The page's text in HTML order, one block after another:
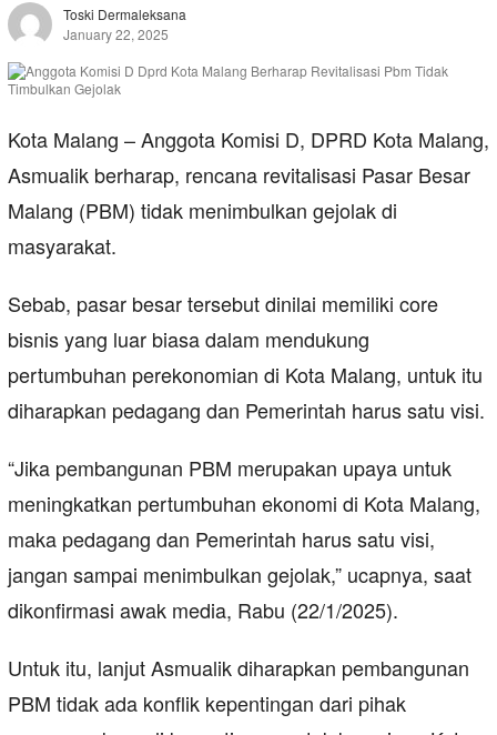
Toski Dermaleksana
January 22, 2025
Kota Malang – Anggota Komisi D, DPRD Kota Malang,
Asmualik berharap, rencana revitalisasi Pasar Besar
Malang (PBM) tidak menimbulkan gejolak di
masyarakat.
Sebab, pasar besar tersebut dinilai memiliki core
bisnis yang luar biasa dalam mendukung
pertumbuhan perekonomian di Kota Malang, untuk itu
diharapkan pedagang dan Pemerintah harus satu visi.
“Jika pembangunan PBM merupakan upaya untuk
meningkatkan pertumbuhan ekonomi di Kota Malang,
maka pedagang dan Pemerintah harus satu visi,
jangan sampai menimbulkan gejolak,” ucapnya, saat
dikonfirmasi awak media, Rabu (22/1/2025).
Untuk itu, lanjut Asmualik diharapkan pembangunan
PBM tidak ada konflik kepentingan dari pihak